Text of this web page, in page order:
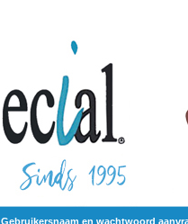
Gebruikersnaam en wachtwoord